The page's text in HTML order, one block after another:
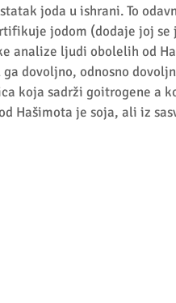
joda u ishrani. To
jodom (dodaje joj se
analize ljudi obolelih od
dovoljno, odnosno
koja sadrži goitrogene a
Hašimota je soja, ali iz